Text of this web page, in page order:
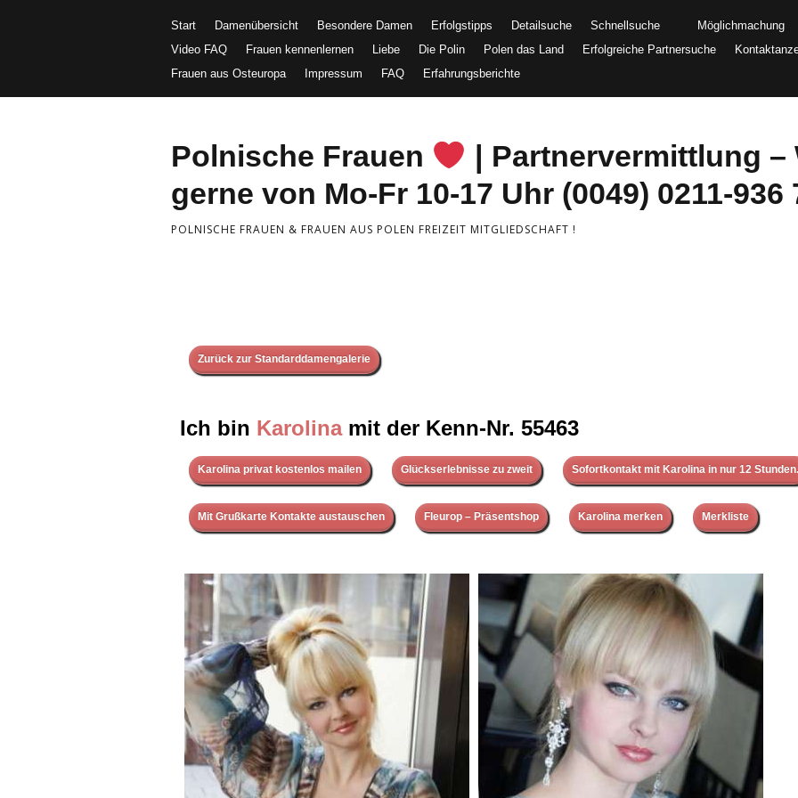
Start Damenübersicht Besondere Damen Erfolgstipps Detailsuche Schnellsuche
Möglichmachung
Video FAQ
Frauen kennenlernen Liebe Die Polin Polen das Land Erfolgreiche Partnersuche
Frauen aus Osteuropa
Impressum FAQ Erfahrungsberichte
Polnische Frauen
| Partnervermittlung –
gerne von Mo-Fr 10-17 Uhr (0049) 0211-936
POLNISCHE FRAUEN & FRAUEN AUS POLEN FREIZEIT MITGLIEDSCHAFT !
Zurück zur Standarddamengalerie
Ich bin Karolinamit der Kenn-Nr. 55463
Karolina privat kostenlos mailen Glückserlebnisse zu zweit Sofortkontakt mit Karolina in nur 12 Stunden.
Mit Grußkarte Kontakte austauschen Fleurop – Präsentshop Karolina merken Merkliste